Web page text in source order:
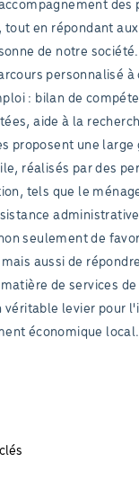
des
en répondant aux
de notre
personnalisé à
: bilan de
aide à la
proposent une large
réalisés par des
tels que le
seulement de
aussi de
de services
véritable levier pour
économique local.